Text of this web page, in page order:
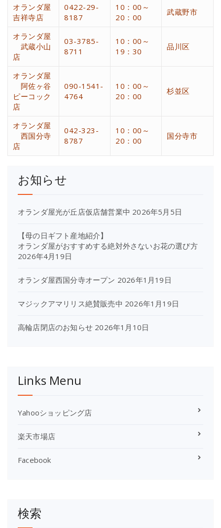
オランダ屋
吉祥寺店
0422-29-
8187
10：00～
20：00
武蔵野市
オランダ屋
武蔵小山
店
03-3785-
8711
10：00～
19：30
品川区
オランダ屋
阿佐ヶ谷
ピーコック
店
090-1541-
4764
10：00～
20：00
杉並区
オランダ屋
西国分寺
店
042-323-
8787
10：00～
20：00
国分寺市
お知らせ
オランダ屋光が丘店仮店舗営業中 2026年5月5日
【母の日ギフト産地紹介】
オランダ屋がおすすめする絶対外さないお花の選び方
2026年4月19日
オランダ屋西国分寺オープン 2026年1月19日
マジックアマリリス絶賛販売中 2026年1月19日
高輪店閉店のお知らせ 2026年1月10日
Links Menu
Yahooショッピング店
楽天市場店
Facebook
検索